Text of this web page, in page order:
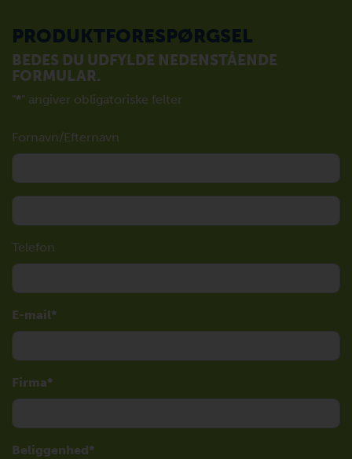
PRODUKTFORESPØRGSEL
BEDES DU UDFYLDE NEDENSTÅENDE
FORMULAR.
"*" angiver obligatoriske felter
Fornavn/Efternavn
Telefon
E-mail
Firma
Beliggenhed